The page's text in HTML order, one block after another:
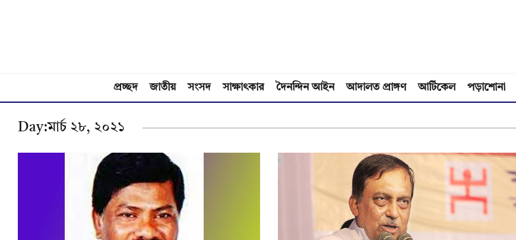
প্রচ্ছদ জাতীয় সংসদ সাক্ষাৎকার দৈনন্দিন আইন আদালত প্রাঙ্গণ আর্টিকেল পড়াশোনা
Day:মার্চ ২৮, ২০২১